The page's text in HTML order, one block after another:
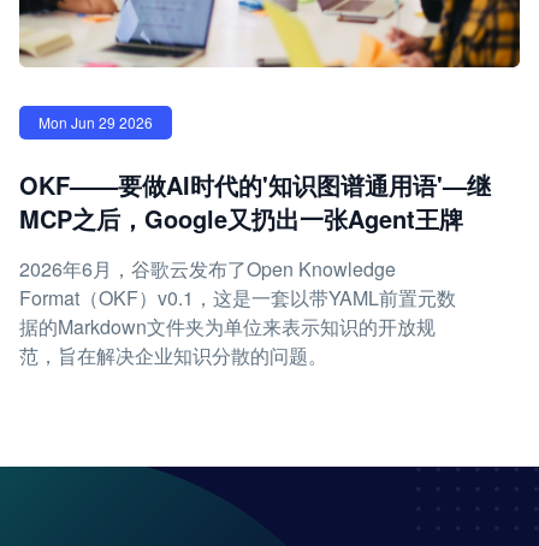
Mon Jun 29 2026
OKF——要做AI时代的'知识图谱通用语'—继
MCP之后，Google又扔出一张Agent王牌
2026年6月，谷歌云发布了Open Knowledge
Format（OKF）v0.1，这是一套以带YAML前置元数
据的Markdown文件夹为单位来表示知识的开放规
范，旨在解决企业知识分散的问题。